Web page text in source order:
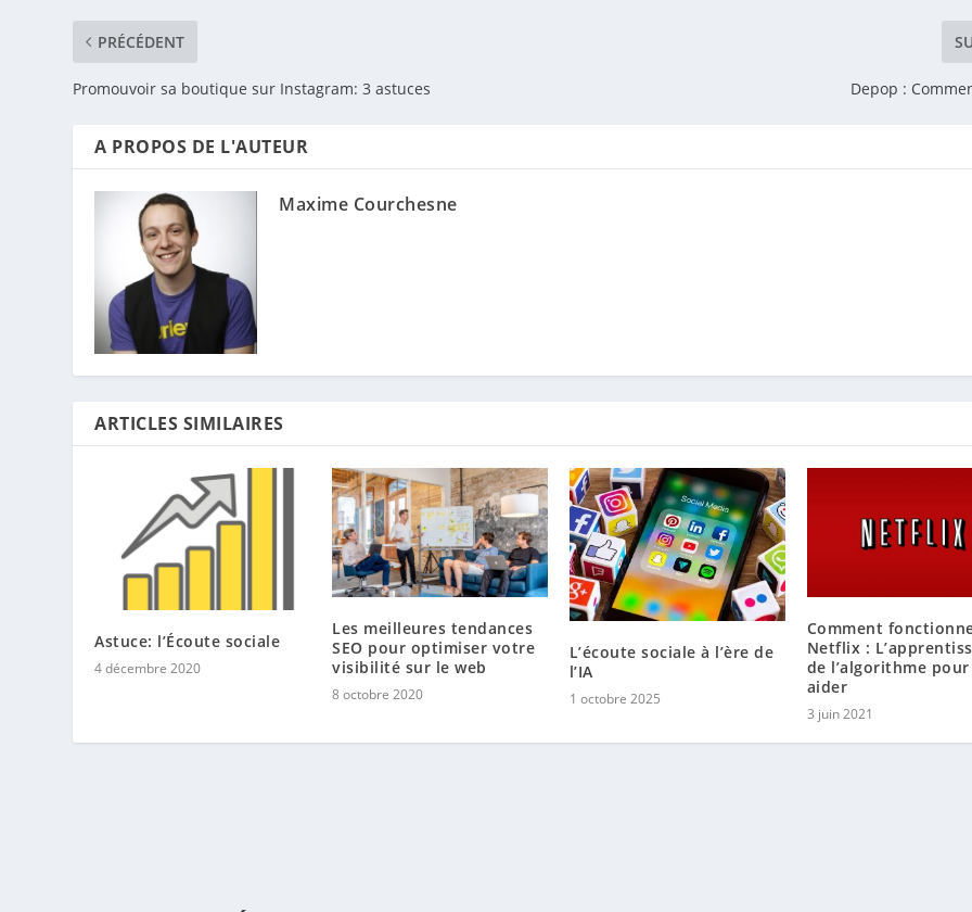
PRÉCÉDENT
Promouvoir sa boutique sur Instagram: 3 astuces Depop :
A PROPOS DE L'AUTEUR
Maxime Courchesne
ARTICLES SIMILAIRES
Astuce: l’Écoute sociale
4 décembre 2020
Les meilleures tendances
SEO pour optimiser votre
visibilité sur le web
8 octobre 2020
L’écoute sociale à l’ère de
l’IA
1 octobre 2025
Comment
Netflix :
de l’algorithme
aider
3 juin 2021